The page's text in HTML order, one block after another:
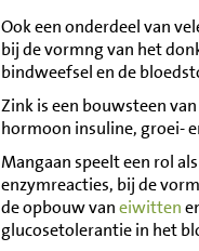
Ook een onderdeel van
bij de vormng van het
bindweefsel en de
Zink is een bouwsteen
hormoon insuline, groei-
Mangaan speelt een rol
enzymreacties, bij de
de opbouw vaneiwitten
glucosetolerantie in het